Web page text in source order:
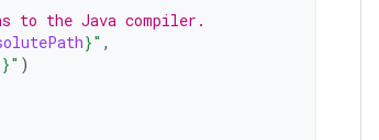
to the Java compiler.
}" ,
}" )